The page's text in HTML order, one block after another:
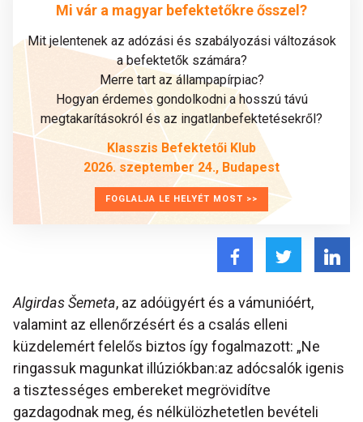
Mi vár a magyar befektetőkre ősszel?
Mit jelentenek az adózási és szabályozási változások
a befektetők számára?
Merre tart az állampapírpiac?
Hogyan érdemes gondolkodni a hosszú távú
megtakarításokról és az ingatlanbefektetésekről?
Klasszis Befektetői Klub
2026. szeptember 24., Budapest
FOGLALJA LE HELYÉT MOST >>
Algirdas Šemeta, az adóügyért és a vámunióért,
valamint az ellenőrzésért és a csalás elleni
küzdelemért felelős biztos így fogalmazott: „Ne
ringassuk magunkat illúziókban:az adócsalók igenis
a tisztességes embereket megrövidítve
gazdagodnak meg, és nélkülözhetetlen bevételi